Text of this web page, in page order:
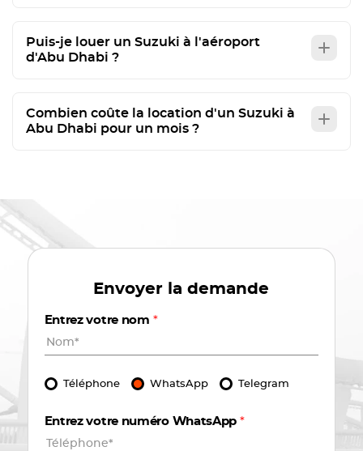
Puis-je louer un Suzuki à l'aéroport
d'Abu Dhabi ?
Combien coûte la location d'un Suzuki à
Abu Dhabi pour un mois ?
Envoyer la demande
Entrez votre nom *
Téléphone WhatsApp Telegram
Entrez votre numéro WhatsApp *